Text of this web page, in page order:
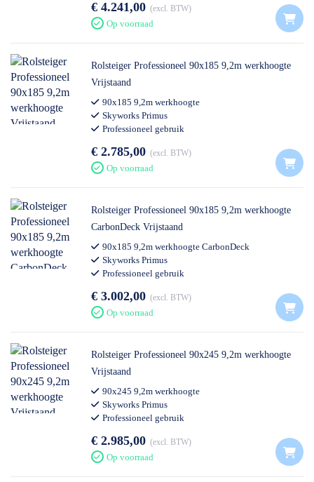
€ 4.241,00 excl. BTW
Op voorraad
Rolsteiger Professioneel 90x185 9,2m werkhoogte
Vrijstaand
90x185 9,2m werkhoogte
Skyworks Primus
Professioneel gebruik
€ 2.785,00 excl. BTW
Op voorraad
Rolsteiger Professioneel 90x185 9,2m werkhoogte
CarbonDeck Vrijstaand
90x185 9,2m werkhoogte CarbonDeck
Skyworks Primus
Professioneel gebruik
€ 3.002,00 excl. BTW
Op voorraad
Rolsteiger Professioneel 90x245 9,2m werkhoogte
Vrijstaand
90x245 9,2m werkhoogte
Skyworks Primus
Professioneel gebruik
€ 2.985,00 excl. BTW
Op voorraad